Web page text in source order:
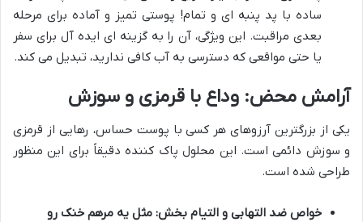
ساده با پد پنبه ای و تمام! پوستی تمیز و آماده برای مرحله
بعدی مراقبت. این ویژگی، آن را به گزینه ای ایده آل برای سفر
یا حتی مواقعی که دسترسی به آب کافی ندارید، تبدیل می کند.
آرامش محض: وداع با قرمزی و سوزش
یکی از بزرگترین آرزوهای هر کسی با پوست حساس، رهایی از قرمزی
و سوزش دائمی است. این محلول پاک کننده دقیقاً برای این منظور
طراحی شده است.
خواص ضد التهابی و التیام بخش: مثل یه مرهم خنک رو